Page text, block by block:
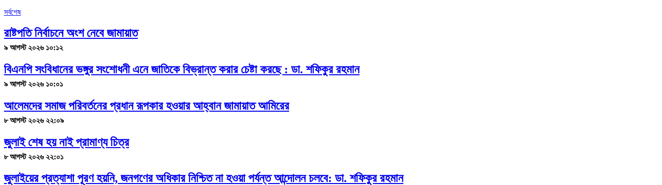
সর্বশেষ
রাষ্টপতি নির্বাচনে অংশ নেবে জামায়াত
৯ আগস্ট ২০২৬ ১০:১২
বিএনপি সংবিধানের ভঙ্গুর সংশোধনী এনে জাতিকে বিভ্রান্ত করার চেষ্টা করছে : ডা. শফিকুর রহমান
৯ আগস্ট ২০২৬ ১০:০১
আলেমদের সমাজ পরিবর্তনের প্রধান রূপকার হওয়ার আহ্বান জামায়াত আমিরের
৮ আগস্ট ২০২৬ ২২:০৯
জুলাই শেষ হয় নাই প্রামাণ্য চিত্র
৮ আগস্ট ২০২৬ ২২:০১
জুলাইয়ের প্রত্যাশা পূরণ হয়নি, জনগণের অধিকার নিশ্চিত না হওয়া পর্যন্ত আন্দোলন চলবে: ডা. শফিকুর রহমান